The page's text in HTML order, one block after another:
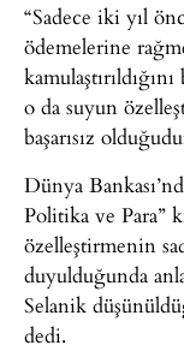
“Sadece iki yıl
ödemelerine
o da suyun
başarısız
Dünya
Politika ve Para”
özelleştirmenin
duyulduğunda
Selanik
dedi.